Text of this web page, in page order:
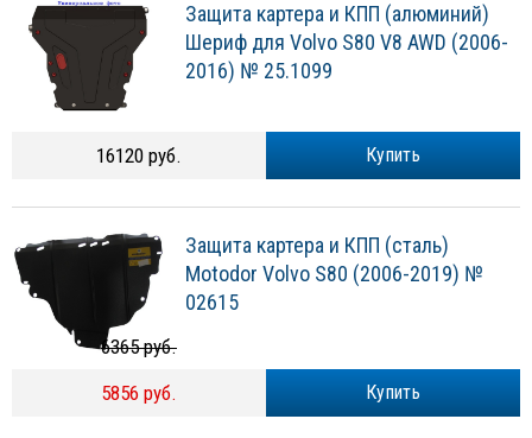
Защита картера и КПП (алюминий)
Шериф для Volvo S80 V8 AWD (2006-
2016) № 25.1099
Купить
16120 руб.
Защита картера и КПП (сталь)
Motodor Volvo S80 (2006-2019) №
02615
Купить
6365 руб.
5856 руб.